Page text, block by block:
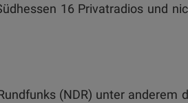
16 Privatradios und
(NDR) unter anderem